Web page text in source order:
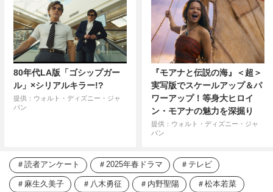
80年代LA版「ゴシップガー
ル」×シリアルキラー!?
提供：ウォルト・ディズニー・ジャ
パン
『モアナと伝説の海』＜超＞
実写版でスケールアップ＆パ
ワーアップ！等身大ヒロイ
ン・モアナの魅力を深掘り
提供：ウォルト・ディズニー・ジャ
パン
読者アンケート 2025年春ドラマ テレビ
麻生久美子 八木勇征 内野聖陽 松本若菜